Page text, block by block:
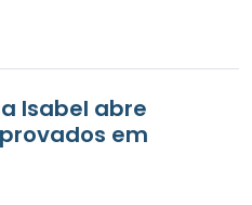
Isabel abre
em